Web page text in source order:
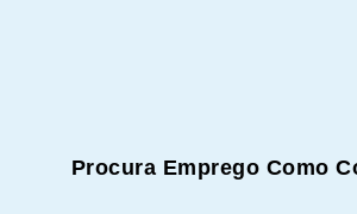
Procura Emprego Como